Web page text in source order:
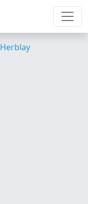
Herblay